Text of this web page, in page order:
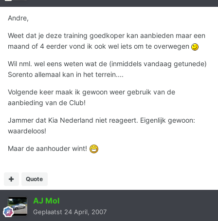
Andre,
Weet dat je deze training goedkoper kan aanbieden maar een
maand of 4 eerder vond ik ook wel iets om te overwegen
Wil nml. wel eens weten wat de (inmiddels vandaag getunede)
Sorento allemaal kan in het terrein....
Volgende keer maak ik gewoon weer gebruik van de
aanbieding van de Club!
Jammer dat Kia Nederland niet reageert. Eigenlijk gewoon:
waardeloos!
Maar de aanhouder wint!
Quote
AJ Mol
Geplaatst 24 April, 2007